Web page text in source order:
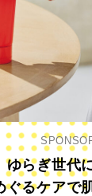
ゆらぎ世代
ぐるケアで